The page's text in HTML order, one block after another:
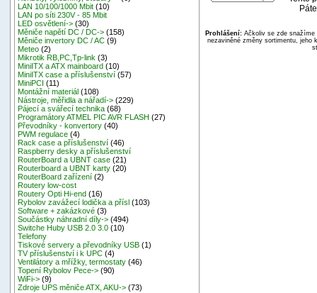
LAN 10/100/1000 Mbit (10)
LAN po síti 230V - 85 Mbit
LED osvětlení-> (30)
Měniče napětí DC / DC-> (158)
Měniče invertory DC / AC (9)
Meteo (2)
Mikrotik RB,PC,Tp-link (3)
MiniITX a ATX mainboard (10)
MiniITX case a příslušenství (57)
MiniPCI (11)
Montážní materiál (108)
Nástroje, měřidla a nářadí-> (229)
Pájecí a svářecí technika (68)
Programátory ATMEL PIC AVR FLASH (27)
Převodníky - konvertory (40)
PWM regulace (4)
Rack case a příslušenství (46)
Raspberry desky a příslušenství
RouterBoard a UBNT case (21)
Routerboard a UBNT karty (20)
RouterBoard zařízení (2)
Routery low-cost
Routery Opti Hi-end (16)
Rybolov zavážecí lodička a přísl (103)
Software + zakázkové (3)
Součástky náhradní díly-> (494)
Switche Huby USB 2.0 3.0 (10)
Telefony
Tiskové servery a převodníky USB (1)
TV příslušenství i k UPC (4)
Ventilátory a mřížky, termostaty (46)
Topení Rybolov Pece-> (90)
WiFi-> (9)
Zdroje UPS měniče ATX, AKU-> (73)
Prohlášení:Ačkoliv se zde snažíme
nezaviněné změny sortimentu, jeho